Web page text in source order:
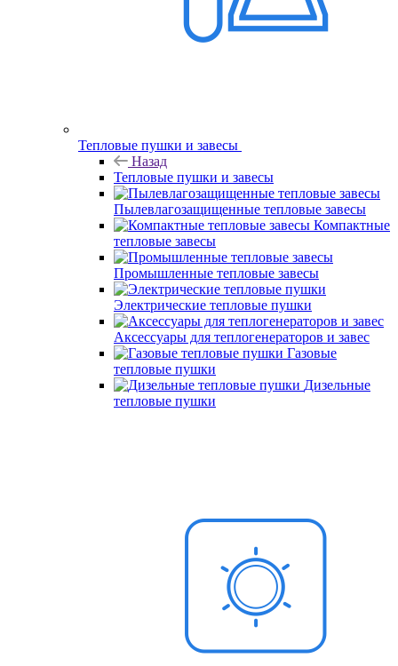
Тепловые пушки и завесы
Назад
Тепловые пушки и завесы
Пылевлагозащищенные тепловые завесы
Компактные
тепловые завесы
Промышленные тепловые завесы
Электрические тепловые пушки
Аксессуары для теплогенераторов и завес
Газовые
тепловые пушки
Дизельные
тепловые пушки